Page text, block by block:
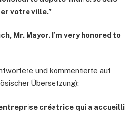
votre ville.”
Mr. Mayor. I’m very honored to
und kommentierte auf
Übersetzung):
entreprise créatrice qui a accueilli